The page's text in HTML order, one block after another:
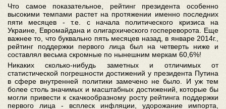
Что самое показательное, рейтинг президента особенно
высокими темпами растет на протяжении именно последних
пяти месяцев - т.е. с начала политического кризиса на
Украине, Евромайдана и олигархического госпереворота. Еще
важнее то, что буквально пять месяцев назад, в январе 2014г.,
рейтинг поддержки первого лица был на четверть ниже и
составлял весьма скромные по нынешним меркам 60,6%!
Никаких сколько-нибудь заметных и отличимых от
статистической погрешности достижений у президента Путина
в сфере внутренней политики замечено не было. И уж тем
более столь значимых и масштабных достижений, которые бы
могли привести к скачкообразному росту рейтинга поддержки
первого лица - всплеск инфляции, удорожание импорта,